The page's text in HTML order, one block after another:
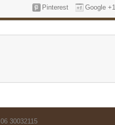
Google +1
Pinterest
30032115